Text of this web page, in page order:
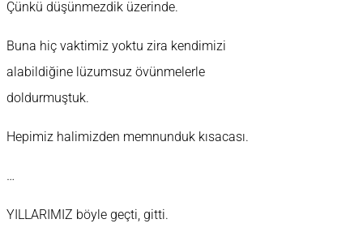
Çünkü düşünmezdik üzerinde.
Buna hiç vaktimiz yoktu zira kendimizi
alabildiğine lüzumsuz övünmelerle
doldurmuştuk.
Hepimiz halimizden memnunduk kısacası.
…
YILLARIMIZ böyle geçti, gitti.